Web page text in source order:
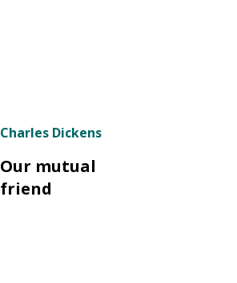
Charles Dickens
Our mutual
friend